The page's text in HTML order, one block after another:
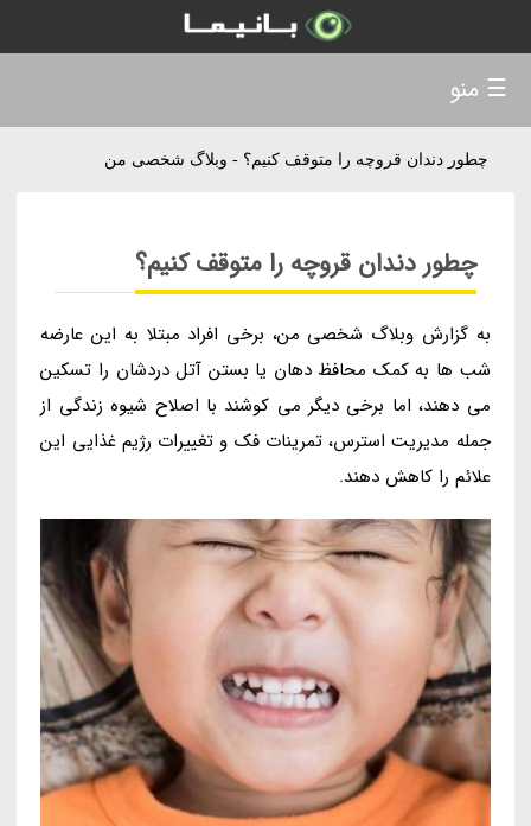
چطور دندان قروچه را متوقف کنیم؟ - وبلاگ شخصی من
چطور دندان قروچه را متوقف کنیم؟
به گزارش وبلاگ شخصی من، برخی افراد مبتلا به این عارضه
شب ها به کمک محافظ دهان یا بستن آتل دردشان را تسکین
می دهند، اما برخی دیگر می کوشند با اصلاح شیوه زندگی از
جمله مدیریت استرس، تمرینات فک و تغییرات رژیم غذایی این
علائم را کاهش دهند.
☰ منو